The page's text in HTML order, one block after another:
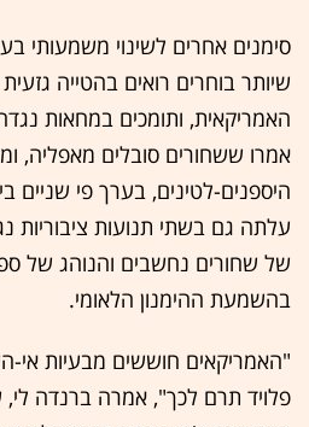
סימנים אחרים לשינוי משמעותי
שיותר בוחרים רואים בהטייה
עלתה גם בשתי תנועות ציבוריות
של שחורים נחשבים והנוהג של
בהשמעת ההימנון הלאומי.
"האמריקאים חוששים מבעיות אי-
פלויד תרם לכך", אמרה ברנדה